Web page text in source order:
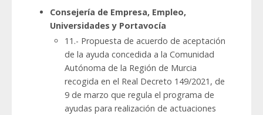
Consejería de Empresa, Empleo,
Universidades y Portavocía
11.- Propuesta de acuerdo de aceptación
de la ayuda concedida a la Comunidad
Autónoma de la Región de Murcia
recogida en el Real Decreto 149/2021, de
9 de marzo que regula el programa de
ayudas para realización de actuaciones